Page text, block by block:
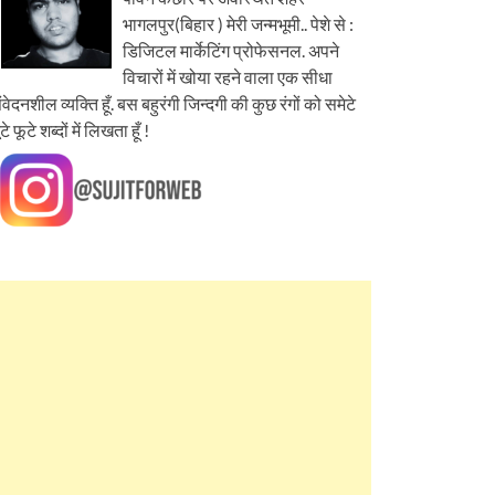
भागलपुर(बिहार ) मेरी जन्मभूमी.. पेशे से :
डिजिटल मार्केटिंग प्रोफेसनल. अपने
विचारों में खोया रहने वाला एक सीधा
व्यक्ति हूँ. बस बहुरंगी जिन्दगी की कुछ रंगों को समेटे
फूटे शब्दों में लिखता हूँ !